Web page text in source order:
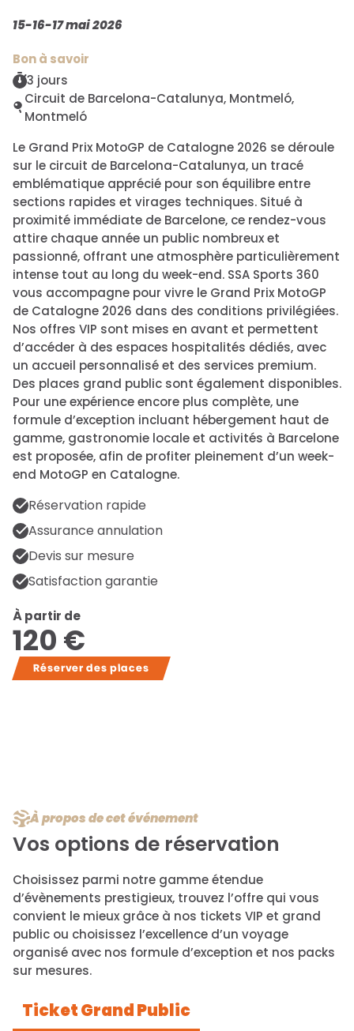
15-16-17 mai 2026
Bon à savoir
3 jours
Circuit de Barcelona-Catalunya, Montmeló,
Montmeló
Le Grand Prix MotoGP de Catalogne 2026 se déroule
sur le circuit de Barcelona-Catalunya, un tracé
emblématique apprécié pour son équilibre entre
sections rapides et virages techniques. Situé à
proximité immédiate de Barcelone, ce rendez-vous
attire chaque année un public nombreux et
passionné, offrant une atmosphère particulièrement
intense tout au long du week-end. SSA Sports 360
vous accompagne pour vivre le Grand Prix MotoGP
de Catalogne 2026 dans des conditions privilégiées.
Nos offres VIP sont mises en avant et permettent
d’accéder à des espaces hospitalités dédiés, avec
un accueil personnalisé et des services premium.
Des places grand public sont également disponibles.
Pour une expérience encore plus complète, une
formule d’exception incluant hébergement haut de
gamme, gastronomie locale et activités à Barcelone
est proposée, afin de profiter pleinement d’un week-
end MotoGP en Catalogne.
Réservation rapide
Assurance annulation
Devis sur mesure
Satisfaction garantie
À partir de
120 €
Réserver des places
À propos de cet événement
Vos options de réservation
Choisissez parmi notre gamme étendue
d’évènements prestigieux, trouvez l’offre qui vous
convient le mieux grâce à nos tickets VIP et grand
public ou choisissez l’excellence d’un voyage
organisé avec nos formule d’exception et nos packs
sur mesures.
Ticket Grand Public